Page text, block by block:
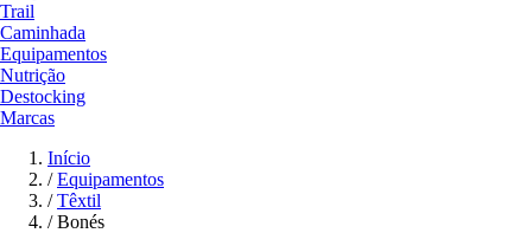
Trail
Caminhada
Equipamentos
Nutrição
Destocking
Marcas
Início
/ Equipamentos
/ Têxtil
/ Bonés